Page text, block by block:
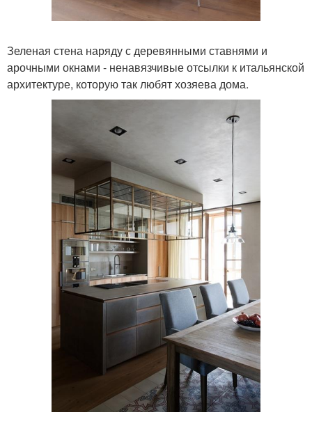
Зеленая стена наряду с деревянными ставнями и
арочными окнами - ненавязчивые отсылки к итальянской
архитектуре, которую так любят хозяева дома.